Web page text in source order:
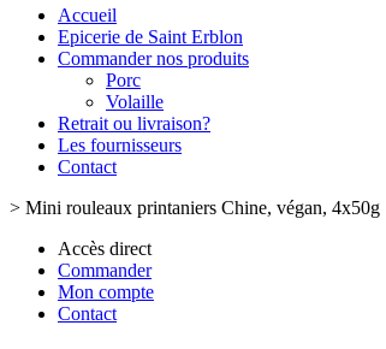
Accueil
Epicerie de Saint Erblon
Commander nos produits
Porc
Volaille
Retrait ou livraison?
Les fournisseurs
Contact
> Mini rouleaux printaniers Chine, végan, 4x50g
Accès direct
Commander
Mon compte
Contact